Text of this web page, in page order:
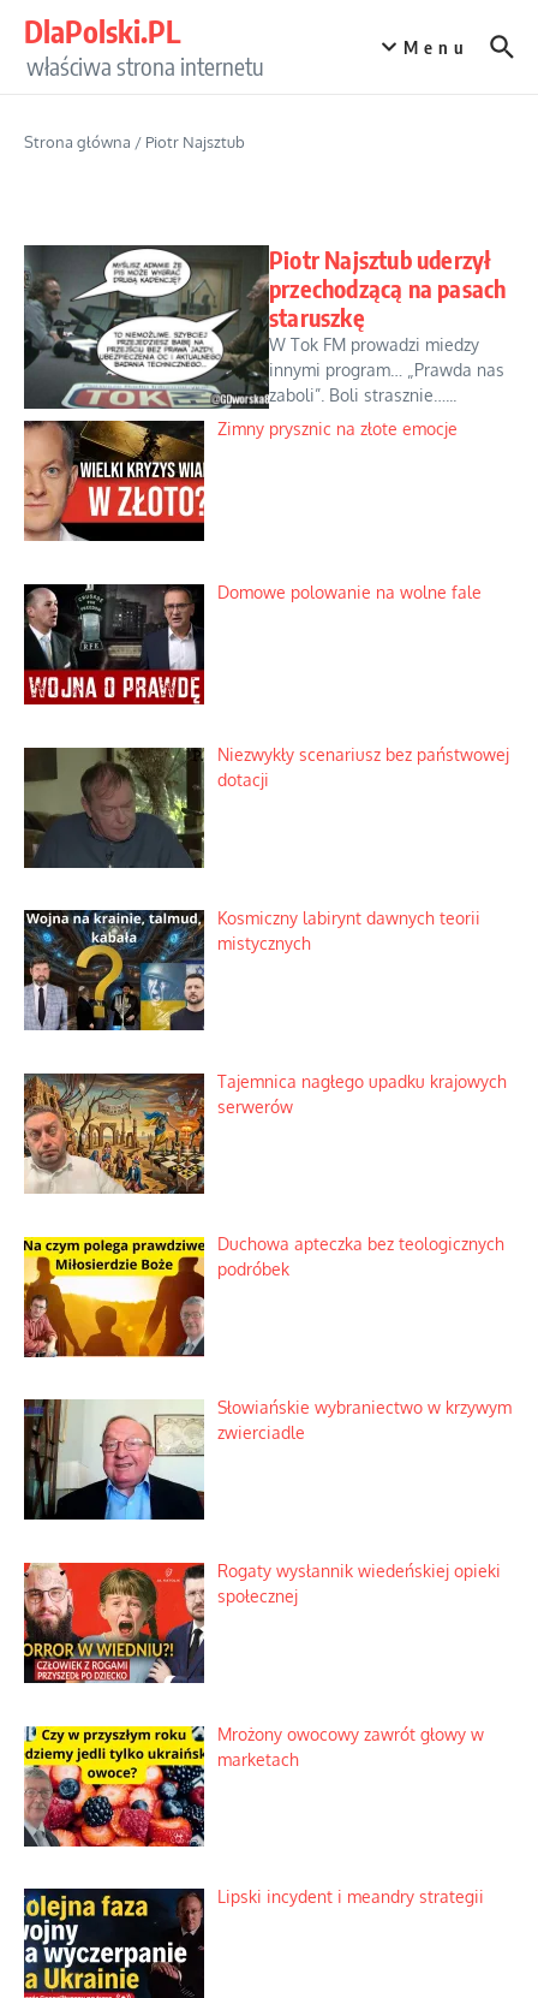
DlaPolski.PL
właściwa strona internetu
Menu
Strona główna / Piotr Najsztub
Piotr Najsztub uderzył
przechodzącą na pasach
staruszkę
W Tok FM prowadzi miedzy
innymi program… „Prawda nas
zaboli”. Boli strasznie…...
Zimny prysznic na złote emocje
Domowe polowanie na wolne fale
Niezwykły scenariusz bez państwowej
dotacji
Kosmiczny labirynt dawnych teorii
mistycznych
Tajemnica nagłego upadku krajowych
serwerów
Duchowa apteczka bez teologicznych
podróbek
Słowiańskie wybraniectwo w krzywym
zwierciadle
Rogaty wysłannik wiedeńskiej opieki
społecznej
Mrożony owocowy zawrót głowy w
marketach
Lipski incydent i meandry strategii